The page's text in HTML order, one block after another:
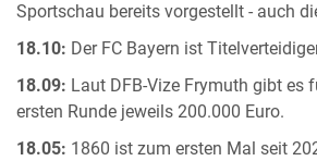
Sportschau bereits vorgestellt - auch
18.10: Der FC Bayern ist
18.09: Laut DFB-Vize Frymuth gibt es
ersten Runde jeweils 200.000 Euro.
18.05: 1860 ist zum ersten Mal seit